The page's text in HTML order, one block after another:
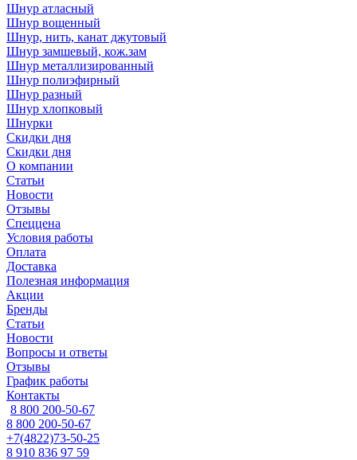
Шнур атласный
Шнур вощенный
Шнур, нить, канат джутовый
Шнур замшевый, кож.зам
Шнур металлизированный
Шнур полиэфирный
Шнур разный
Шнур хлопковый
Шнурки
Скидки дня
Скидки дня
О компании
Статьи
Новости
Отзывы
Спеццена
Условия работы
Оплата
Доставка
Полезная информация
Акции
Бренды
Статьи
Новости
Вопросы и ответы
Отзывы
График работы
Контакты
8 800 200-50-67
8 800 200-50-67
+7(4822)73-50-25
8 910 836 97 59